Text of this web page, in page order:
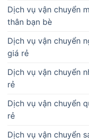
Dịch vụ vận chuyển
thân bạn bè
Dịch vụ vận chuyển
giá rẻ
Dịch vụ vận chuyển
rẻ
Dịch vụ vận chuyển
rẻ
Dịch vụ vận chuyển